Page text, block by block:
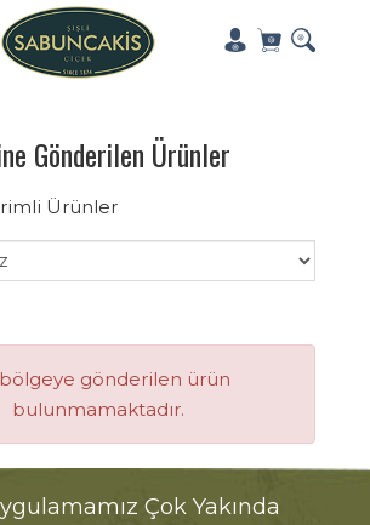
Gönderilen Ürünler
Ürünler
gönderilen ürün
bulunmamaktadır.
Çok Yakında